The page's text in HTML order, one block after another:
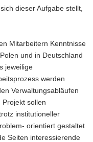
dieser Aufgabe stellt,
Mitarbeitern Kenntnisse
und in Deutschland
jeweilige
werden
Verwaltungsabläufen
sollen
institutioneller
orientiert gestaltet
Seiten interessierende